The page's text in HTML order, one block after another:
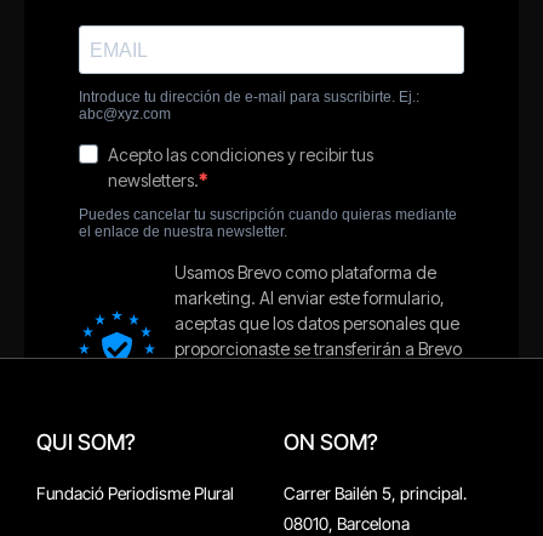
QUI SOM?
Fundació Periodisme Plural
ON SOM?
Carrer Bailén 5, principal.
08010, Barcelona